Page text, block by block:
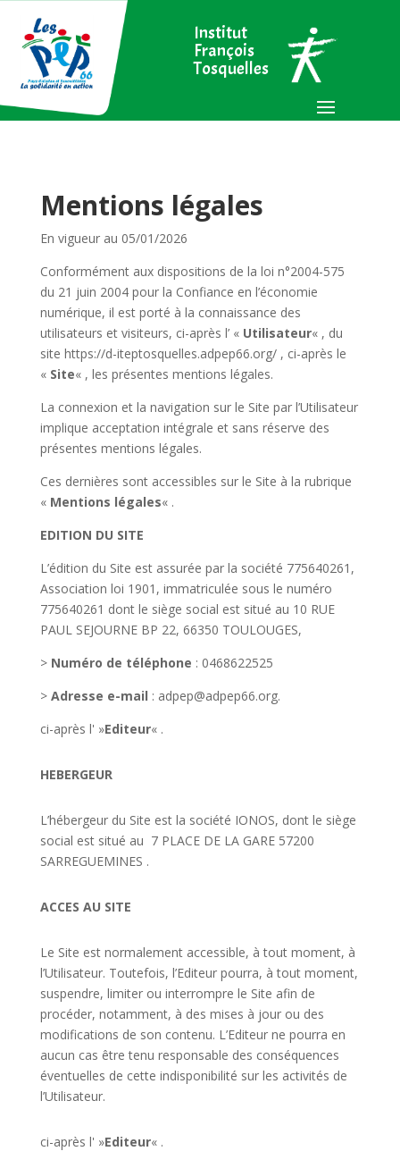
Institut
François
Tosquelles
Mentions légales
En vigueur au 05/01/2026
Conformément aux dispositions de la loi n°2004-575
du 21 juin 2004 pour la Confiance en l’économie
numérique, il est porté à la connaissance des
utilisateurs et visiteurs, ci-après l’ « Utilisateur« , du
site https://d-iteptosquelles.adpep66.org/ , ci-après le
« Site« , les présentes mentions légales.
La connexion et la navigation sur le Site par l’Utilisateur
implique acceptation intégrale et sans réserve des
présentes mentions légales.
Ces dernières sont accessibles sur le Site à la rubrique
« Mentions légales« .
EDITION DU SITE
L’édition du Site est assurée par la société 775640261,
Association loi 1901, immatriculée sous le numéro
775640261 dont le siège social est situé au 10 RUE
PAUL SEJOURNE BP 22, 66350 TOULOUGES,
> Numéro de téléphone : 0468622525
> Adresse e-mail : adpep@adpep66.org.
ci-après l' »Editeur« .
HEBERGEUR
L’hébergeur du Site est la société IONOS, dont le siège
social est situé au 7 PLACE DE LA GARE 57200
SARREGUEMINES .
ACCES AU SITE
Le Site est normalement accessible, à tout moment, à
l’Utilisateur. Toutefois, l’Editeur pourra, à tout moment,
suspendre, limiter ou interrompre le Site afin de
procéder, notamment, à des mises à jour ou des
modifications de son contenu. L’Editeur ne pourra en
aucun cas être tenu responsable des conséquences
éventuelles de cette indisponibilité sur les activités de
l’Utilisateur.
ci-après l' »Editeur« .